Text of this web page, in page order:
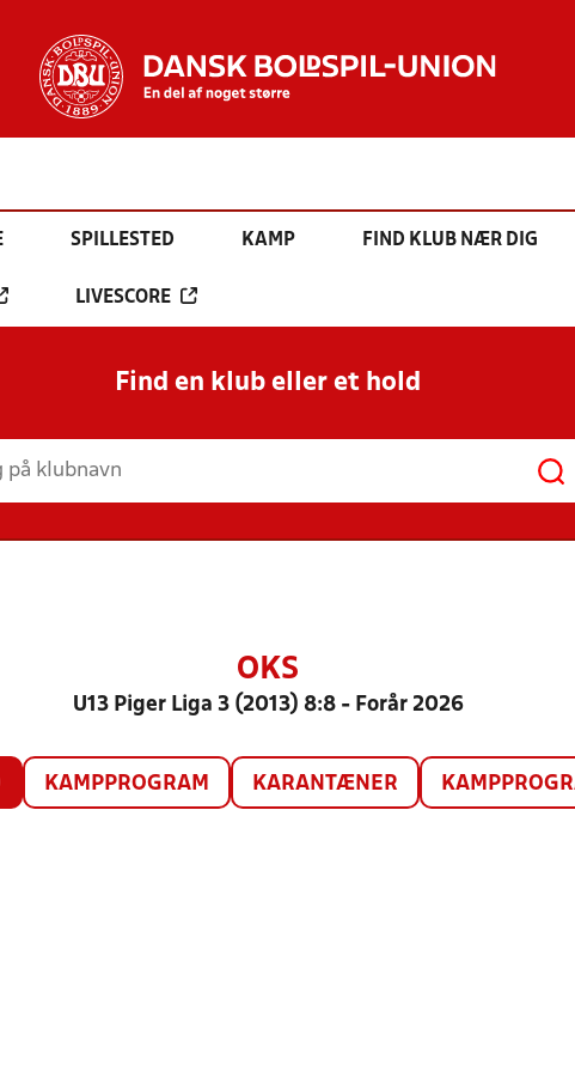
SPILLESTED KAMP FIND KLUB NÆR DIG
LIVESCORE
Find en klub eller et hold
OKS
U13 Piger Liga 3 (2013) 8:8 - Forår 2026
KAMPPROGRAM KARANTÆNER